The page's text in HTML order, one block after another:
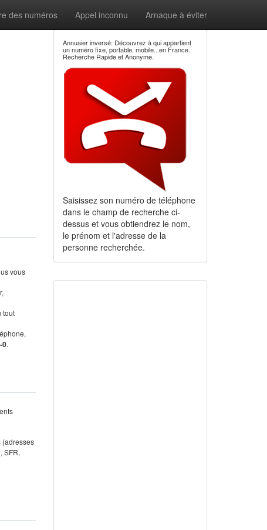
des numéros Appel inconnu Arnaque à éviter
vous
tout
0.
(adresses
SFR,
Annuaier inversé: Découvrez à qui appartient
un numéro fixe, portable, mobile...en France.
Recherche Rapide et Anonyme.
Saisissez son numéro de téléphone
dans le champ de recherche ci-
dessus et vous obtiendrez le nom,
le prénom et l'adresse de la
personne recherchée.